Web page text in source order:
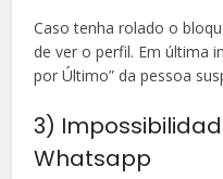
Caso tenha rolado o
de ver o perfil. Em última
por Último” da pessoa
3)
Whatsapp